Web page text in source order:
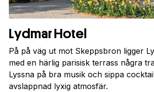
Lydmar Hotel
På på väg ut mot Skeppsbron ligger
med en härlig parisisk terrass några
Lyssna på bra musik och sippa
avslappnad lyxig atmosfär.